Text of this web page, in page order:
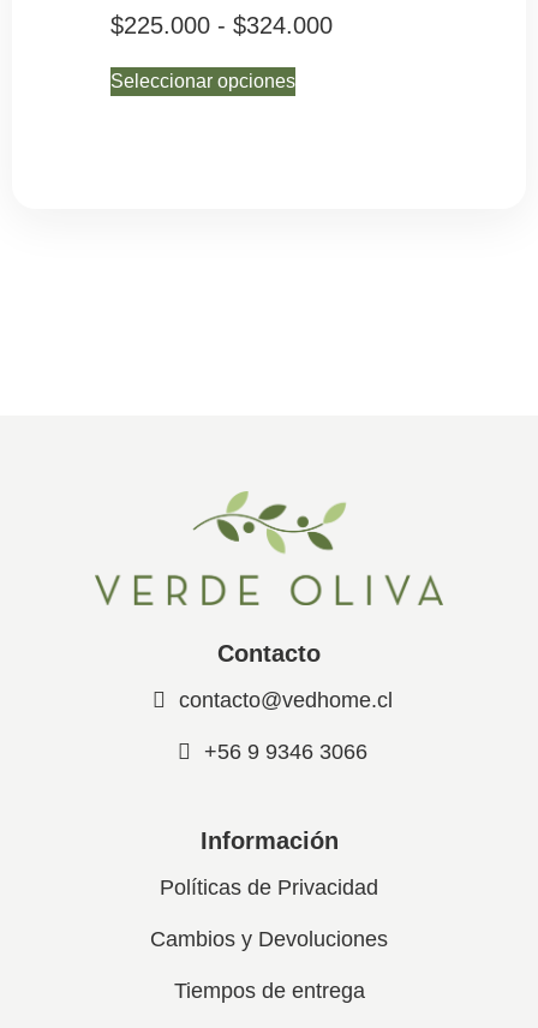
$225.000 - $324.000
Seleccionar opciones
Contacto
contacto@vedhome.cl
+56 9 9346 3066
Información
Políticas de Privacidad
Cambios y Devoluciones
Tiempos de entrega